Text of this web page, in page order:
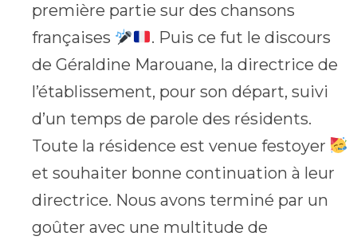
première partie sur des chansons
françaises
. Puis ce fut le discours
de Géraldine Marouane, la directrice de
l’établissement, pour son départ, suivi
d’un temps de parole des résidents.
Toute la résidence est venue festoyer
et souhaiter bonne continuation à leur
directrice. Nous avons terminé par un
goûter avec une multitude de